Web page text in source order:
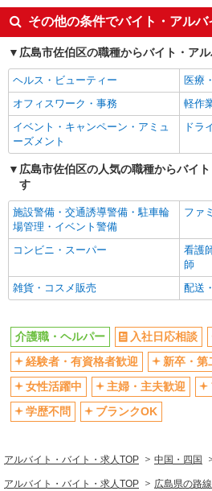
ボーナス・賞与あり
車通
交通費支給
社会
産休・育休取得実績あり
その他の条件でバイト・アル
広島市佐伯区の職種からバイト・ア
ヘルス・ビューティー
医療
オフィスワーク・事務
軽作
イベント・キャンペーン・アミュ
ーズメント
ドラ
広島市佐伯区の人気の職種からバイ
す
施設警備・交通誘導警備・駐車輪
場管理・イベント警備
ファ
コンビニ・スーパー
看護
師
雑貨・コスメ販売
配送
介護職・ヘルパー 入社日応相談
経験者・有資格者歓迎
新卒・第
女性活躍中
主婦・主夫歓迎
学歴不問
ブランクOK
アルバイト・バイト・求人TOP 中国・四国
アルバイト・バイト・求人TOP 広島県の路線